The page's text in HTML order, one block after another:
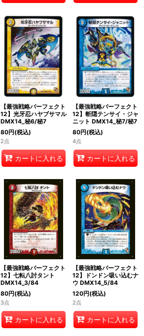
【最強戦略パーフェクト
12】光牙忍ハヤブサマル
DMX14_秘6/秘7
80円(税込)
2点
カートに入れる
【最強戦略パーフェクト
12】斬隠テンサイ・ジャ
ニット DMX14_秘7/秘7
80円(税込)
4点
カートに入れる
【最強戦略パーフェクト
12】七転八討タント
DMX14_3/84
80円(税込)
3点
カートに入れる
【最強戦略パーフェクト
12】ドンドン吸い込むナ
ウ DMX14_5/84
120円(税込)
2点
カートに入れる